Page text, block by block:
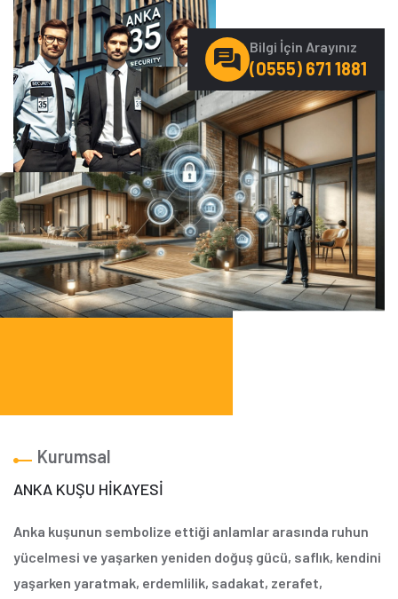
Bilgi İçin Arayınız
(0555) 671 1881
Kurumsal
ANKA KUŞU HİKAYESİ
Anka kuşunun sembolize ettiği anlamlar arasında ruhun
yücelmesi ve yaşarken yeniden doğuş gücü, saflık, kendini
yaşarken yaratmak, erdemlilik, sadakat, zerafet,